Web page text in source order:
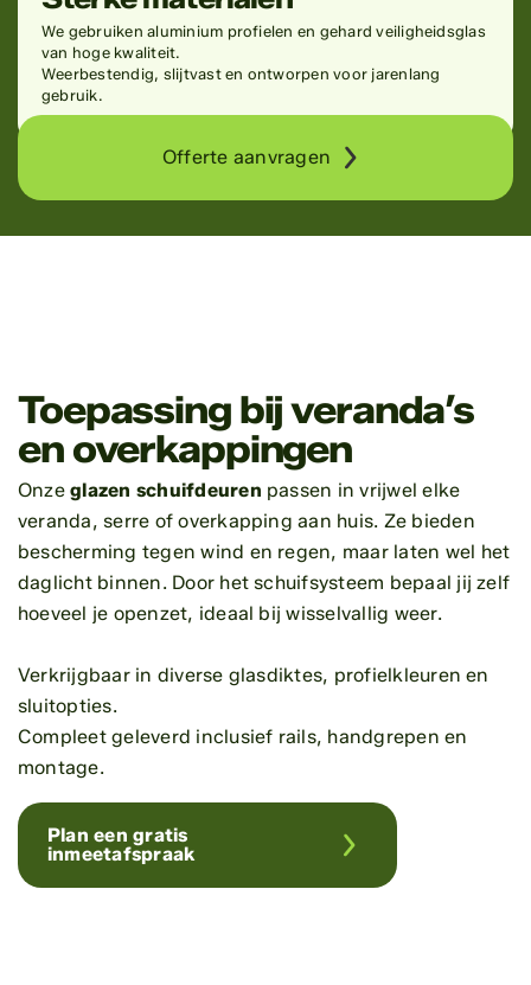
We gebruiken aluminium profielen en gehard veiligheidsglas
van hoge kwaliteit.
Weerbestendig, slijtvast en ontworpen voor jarenlang
gebruik.
Offerte aanvragen
Toepassing bij veranda’s
en overkappingen
Onzeglazen schuifdeuren passen in vrijwel elke
veranda, serre of overkapping aan huis. Ze bieden
bescherming tegen wind en regen, maar laten wel het
daglicht binnen. Door het schuifsysteem bepaal jij zelf
hoeveel je openzet, ideaal bij wisselvallig weer.
Verkrijgbaar in diverse glasdiktes, profielkleuren en
sluitopties.
Compleet geleverd inclusief rails, handgrepen en
montage.
Plan een gratis
inmeetafspraak